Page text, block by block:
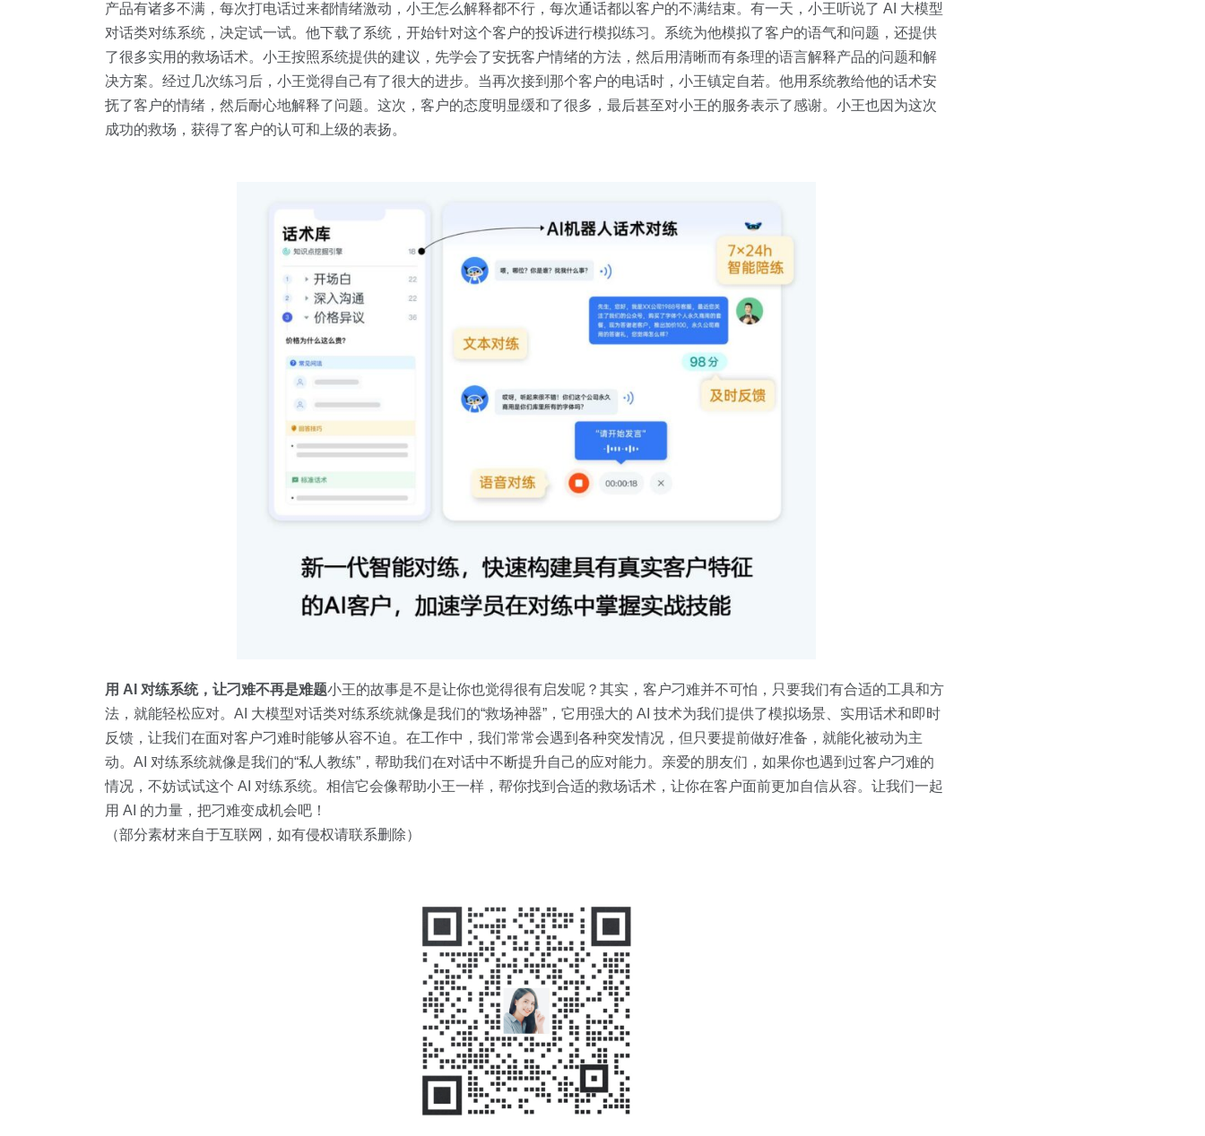
产品有诸多不满，每次打电话过来都情绪激动，小王怎么解释都不行，每次通话都以客户的不满结束。有一天，小王听说了 AI 大模型
对话类对练系统，决定试一试。他下载了系统，开始针对这个客户的投诉进行模拟练习。系统为他模拟了客户的语气和问题，还提供
了很多实用的救场话术。小王按照系统提供的建议，先学会了安抚客户情绪的方法，然后用清晰而有条理的语言解释产品的问题和解
决方案。经过几次练习后，小王觉得自己有了很大的进步。当再次接到那个客户的电话时，小王镇定自若。他用系统教给他的话术安
抚了客户的情绪，然后耐心地解释了问题。这次，客户的态度明显缓和了很多，最后甚至对小王的服务表示了感谢。小王也因为这次
成功的救场，获得了客户的认可和上级的表扬。
用 AI 对练系统，让刁难不再是难题小王的故事是不是让你也觉得很有启发呢？其实，客户刁难并不可怕，只要我们有合适的工具和方
法，就能轻松应对。AI 大模型对话类对练系统就像是我们的“救场神器”，它用强大的 AI 技术为我们提供了模拟场景、实用话术和即时
反馈，让我们在面对客户刁难时能够从容不迫。在工作中，我们常常会遇到各种突发情况，但只要提前做好准备，就能化被动为主
动。AI 对练系统就像是我们的“私人教练”，帮助我们在对话中不断提升自己的应对能力。亲爱的朋友们，如果你也遇到过客户刁难的
情况，不妨试试这个 AI 对练系统。相信它会像帮助小王一样，帮你找到合适的救场话术，让你在客户面前更加自信从容。让我们一起
用 AI 的力量，把刁难变成机会吧！
（部分素材来自于互联网，如有侵权请联系删除）